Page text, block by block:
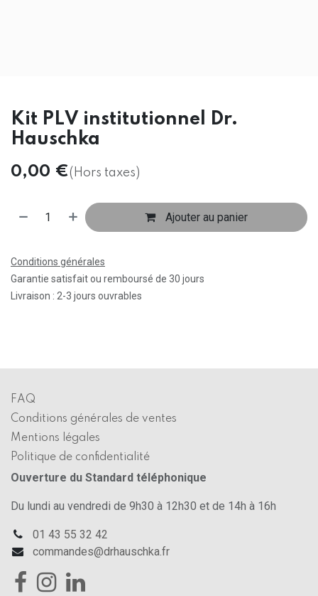
Kit PLV institutionnel Dr.
Hauschka
0,00 €(Hors taxes)
Ajouter au panier
Conditions générales
Garantie satisfait ou remboursé de 30 jours
Livraison : 2-3 jours ouvrables
FAQ
Conditions générales de ventes
Mentions légales
Politique de confidentialité
Ouverture du Standard téléphonique
Du lundi au vendredi de 9h30 à 12h30 et de 14h à 16h
01 43 55 32 42
commandes@drhauschka.fr